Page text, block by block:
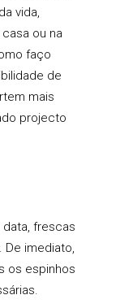
vida,
ou na
faço
de
mais
projecto
frescas
De imediato,
os espinhos